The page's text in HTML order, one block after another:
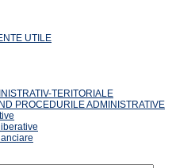
UTILE
TERITORIALE
PROCEDURILE ADMINISTRATIVE